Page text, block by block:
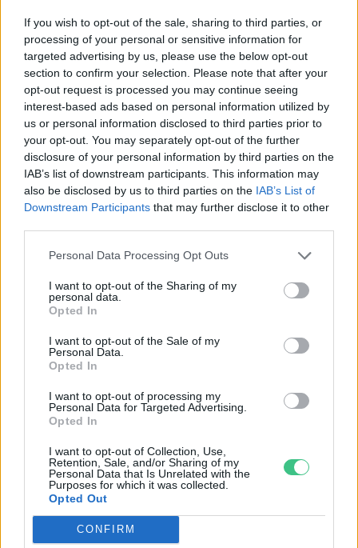
If you wish to opt-out of the sale, sharing to third parties, or
processing of your personal or sensitive information for
targeted advertising by us, please use the below opt-out
section to confirm your selection. Please note that after your
opt-out request is processed you may continue seeing
interest-based ads based on personal information utilized by
us or personal information disclosed to third parties prior to
your opt-out. You may separately opt-out of the further
disclosure of your personal information by third parties on the
IAB’s list of downstream participants. This information may
also be disclosed by us to third parties on the IAB’s List of
Downstream Participants that may further disclose it to other
Personal Data Processing Opt Outs
I want to opt-out of the Sharing of my
personal data.
Opted In
I want to opt-out of the Sale of my
Personal Data.
Opted In
I want to opt-out of processing my
Personal Data for Targeted Advertising.
Opted In
I want to opt-out of Collection, Use,
Retention, Sale, and/or Sharing of my
Personal Data that Is Unrelated with the
Purposes for which it was collected.
Opted Out
CONFIRM
Ezt a növényt már az őskorban is ismerték, a népi gyógyászatban
pedig ma is számos betegség ellen használják.
Születésnapi programokkal várja a
Szedd magad őszibarack: itt vannak
a legjobb lelőhelyek!
SZEMLE